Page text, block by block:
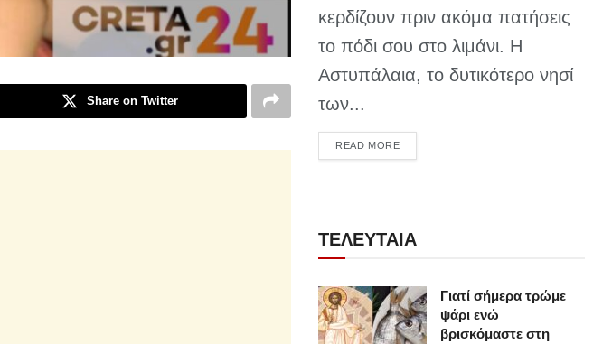
Share on Twitter
κερδίζουν πριν ακόμα πατήσεις
το πόδι σου στο λιμάνι. Η
Αστυπάλαια, το δυτικότερο νησί
των...
READ MOREDETAILS
ΤΕΛΕΥΤΑΙΑ
Γιατί σήμερα τρώμε
ψάρι ενώ
βρισκόμαστε στη